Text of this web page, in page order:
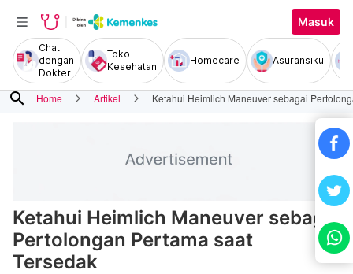
Masuk
Chat
dengan
Dokter
Toko
Kesehatan
Homecare Asuransiku
search Home Artikel Ketahui Heimlich Maneuver sebagai
Ketahui Heimlich Maneuver sebagai
Pertolongan Pertama saat
Tersedak